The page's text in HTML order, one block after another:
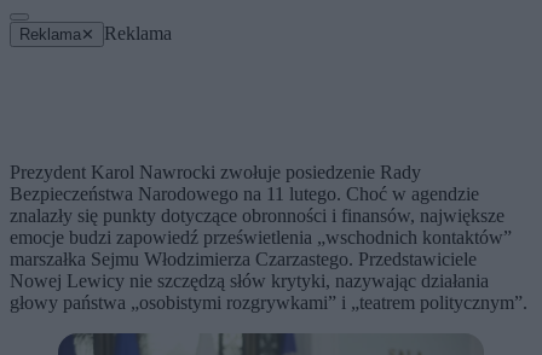
Reklama ✕ Reklama
Prezydent Karol Nawrocki zwołuje posiedzenie Rady
Bezpieczeństwa Narodowego na 11 lutego. Choć w agendzie
znalazły się punkty dotyczące obronności i finansów, największe
emocje budzi zapowiedź prześwietlenia „wschodnich kontaktów”
marszałka Sejmu Włodzimierza Czarzastego. Przedstawiciele
Nowej Lewicy nie szczędzą słów krytyki, nazywając działania
głowy państwa „osobistymi rozgrywkami” i „teatrem politycznym”.